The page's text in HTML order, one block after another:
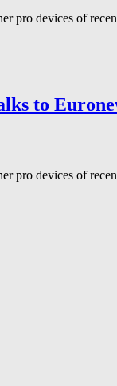
pro devices of
to
pro devices of